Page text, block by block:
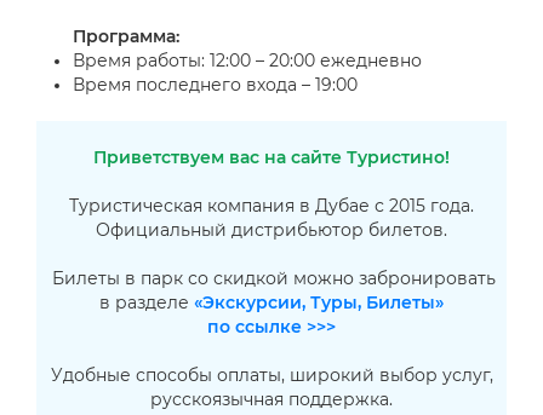
Программа:
Время работы: 12:00 – 20:00 ежедневно
Время последнего входа – 19:00
Приветствуем вас на сайте Туристино!
Туристическая компания в Дубае с 2015 года.
Официальный дистрибьютор билетов.
Билеты в парк со скидкой можно забронировать
в разделе «Экскурсии, Туры, Билеты»
по ссылке >>>
Удобные способы оплаты, широкий выбор услуг,
русскоязычная поддержка.